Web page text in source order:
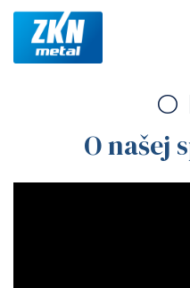
Skočiť
hlavný
obsah
O
O našej